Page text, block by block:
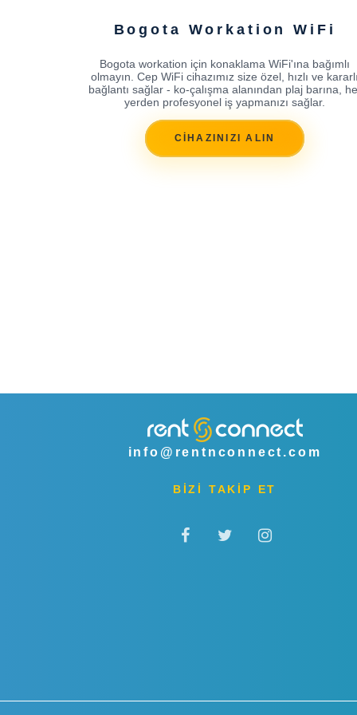
Bogota Workation WiFi
Bogota workation için konaklama WiFi'ına bağımlı
olmayın. Cep WiFi cihazımız size özel, hızlı ve
bağlantı sağlar - ko-çalışma alanından plaj barına,
yerden profesyonel iş yapmanızı sağlar.
CİHAZINIZI ALIN
info@rentnconnect.com
BİZİ TAKİP ET